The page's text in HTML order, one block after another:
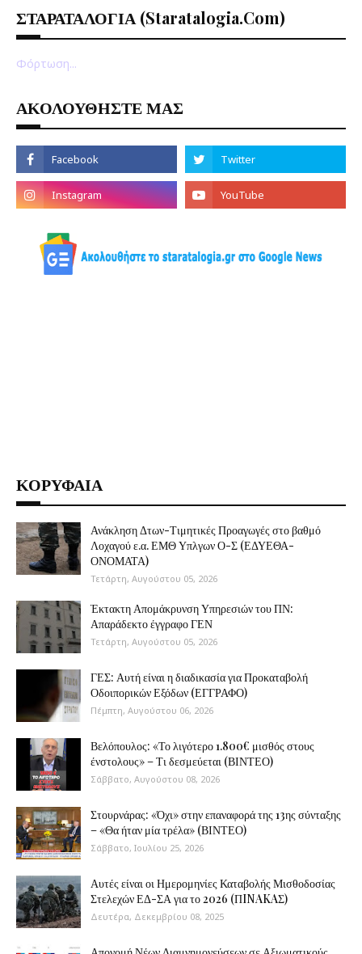
ΣΤΑΡΑΤΑΛΟΓΙΑ (staratalogia.com)
Φόρτωση...
ΑΚΟΛΟΥΘΗΣΤΕ ΜΑΣ
ΚΟΡΥΦΑΙΑ
Ανάκληση Δτων-Τιμητικές Προαγωγές στο βαθμό
Λοχαγού ε.α. ΕΜΘ Υπλγων Ο-Σ (ΕΔΥΕΘΑ-
ΟΝΟΜΑΤΑ)
Τετάρτη, Αυγούστου 05, 2026
Έκτακτη Απομάκρυνση Υπηρεσιών του ΠΝ:
Απαράδεκτο έγγραφο ΓΕΝ
Τετάρτη, Αυγούστου 05, 2026
ΓΕΣ: Αυτή είναι η διαδικασία για Προκαταβολή
Οδοιπορικών Εξόδων (ΕΓΓΡΑΦΟ)
Πέμπτη, Αυγούστου 06, 2026
Βελόπουλος: «Το λιγότερο 1.800€ μισθός στους
ένστολους» – Τι δεσμεύεται (ΒΙΝΤΕΟ)
Σάββατο, Αυγούστου 08, 2026
Στουρνάρας: «Όχι» στην επαναφορά της 13ης σύνταξης
– «Θα ήταν μία τρέλα» (ΒΙΝΤΕΟ)
Σάββατο, Ιουλίου 25, 2026
Αυτές είναι οι Ημερομηνίες Καταβολής Μισθοδοσίας
Στελεχών ΕΔ-ΣΑ για το 2026 (ΠINAKAΣ)
Δευτέρα, Δεκεμβρίου 08, 2025